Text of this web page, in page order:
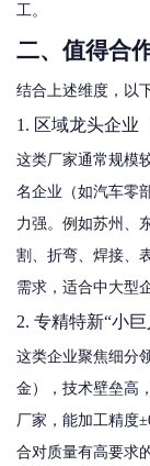
工。
二、值得合
结合上述维度，以
1. 区域龙头企业
这类厂家通常规模
名企业（如汽车零
力强。例如苏州、
割、折弯、焊接、
需求，适合中大型
2. 专精特新“小
这类企业聚焦细分
金），技术壁垒高
厂家，能加工精度
合对质量有高要求